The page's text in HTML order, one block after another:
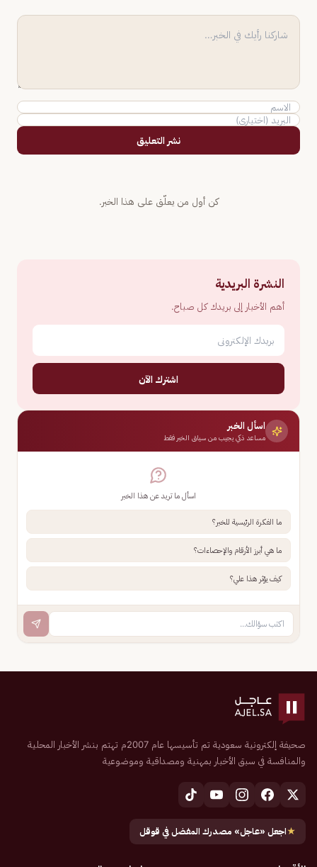
نشر التعليق
كن أول من يعلّق على هذا الخبر.
النشرة البريدية
أهم الأخبار إلى بريدك كل صباح.
اشترك الآن
اسأل الخبر
مساعد ذكي يجيب من سياق الخبر فقط
اسأل ما تريد عن هذا الخبر
ما الفكرة الرئيسية للخبر؟
ما هي أبرز الأرقام والإحصاءات؟
كيف يؤثر هذا علي؟
صحيفة إلكترونية سعودية تم تأسيسها عام 2007م تهتم بنشر الأخبار المحلية
والمنافسة في سبق الأخبار بمهنية ومصداقية وموضوعية
★اجعل «عاجل» مصدرك المفضل في قوقل